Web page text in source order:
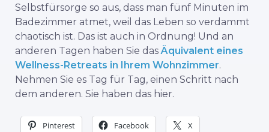
Selbstfürsorge so aus, dass man fünf Minuten im
Badezimmer atmet, weil das Leben so verdammt
chaotisch ist. Das ist auch in Ordnung! Und an
anderen Tagen haben Sie dasÄquivalent eines
Wellness-Retreats in Ihrem Wohnzimmer.
Nehmen Sie es Tag für Tag, einen Schritt nach
dem anderen. Sie haben das hier.
Pinterest Facebook X